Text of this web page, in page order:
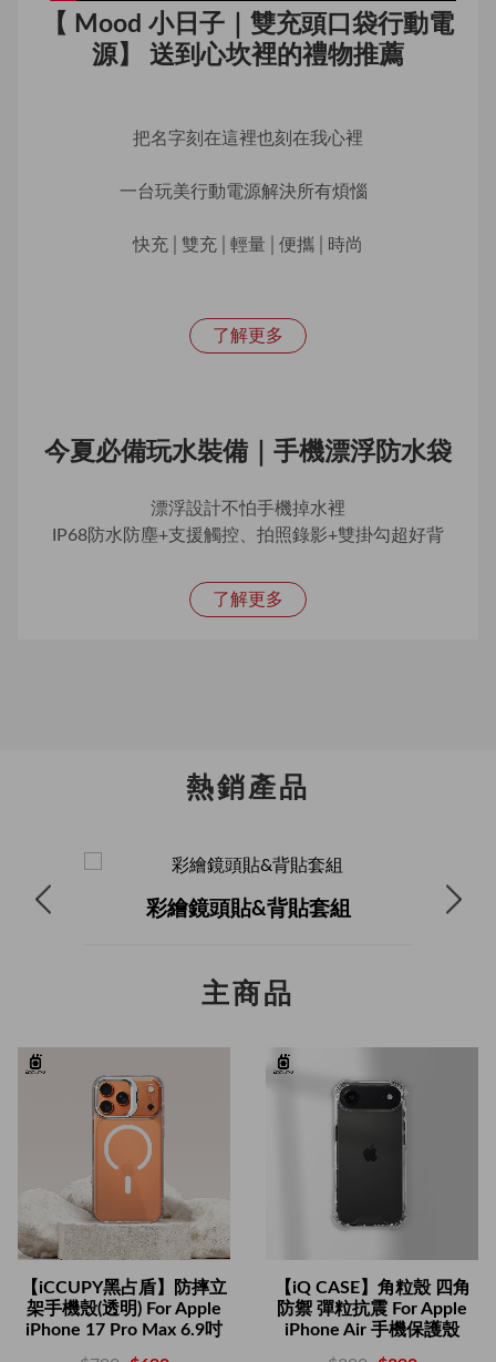
【 Mood 小日子｜雙充頭口袋行動電
源】 送到心坎裡的禮物推薦
把名字刻在這裡也刻在我心裡
一台玩美行動電源解決所有煩惱
快充│雙充│輕量│便攜│時尚
了解更多
今夏必備玩水裝備｜手機漂浮防水袋
漂浮設計不怕手機掉水裡
IP68防水防塵+支援觸控、拍照錄影+雙掛勾超好背
了解更多
熱銷產品
彩繪鏡頭貼&背貼套組
主商品
【iCCUPY黑占盾】防摔立
架手機殼(透明) For Apple
iPhone 17 Pro Max 6.9吋
【iQ CASE】角粒殼 四角
防禦 彈粒抗震 For Apple
iPhone Air 手機保護殼